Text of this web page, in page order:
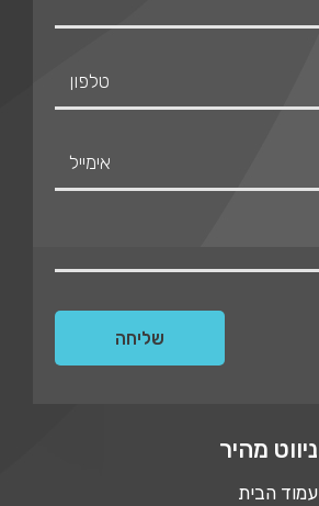
ניווט מהיר
עמוד הבית